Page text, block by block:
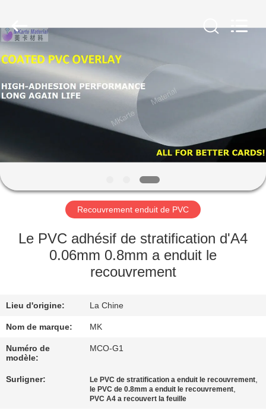
À
LA
MAISON
VIDÉOS
PROPOS
VISITE
DE
L'USINE
CONTRÔLE
Limited.
All
Rights
Reserved.
Recouvrement enduit de PVC
Le PVC adhésif de stratification d'A4
0.06mm 0.8mm a enduit le
recouvrement
Lieu d'origine: La Chine
Nom de marque: MK
Numéro de
modèle:
MCO-G1
Surligner: Le PVC de stratification a enduit le recouvrement,
le PVC de 0.8mm a enduit le recouvrement,
PVC A4 a recouvert la feuille